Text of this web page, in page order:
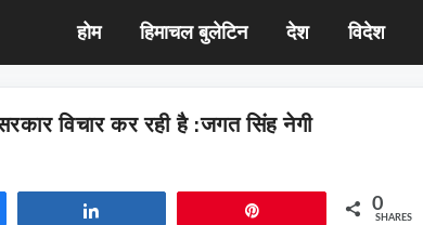
होम हिमाचल बुलेटिन देश विदेश
विचार कर रही है :जगत सिंह नेगी
0
SHARES